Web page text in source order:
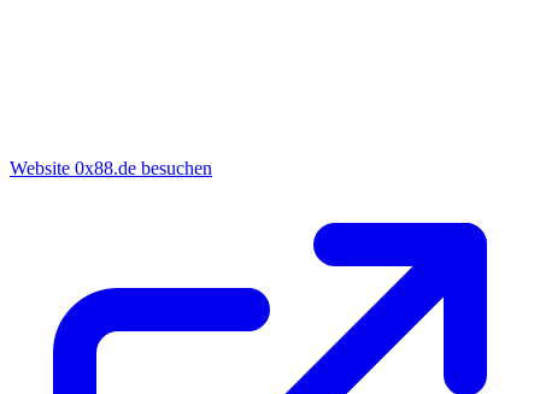
Website 0x88.de besuchen